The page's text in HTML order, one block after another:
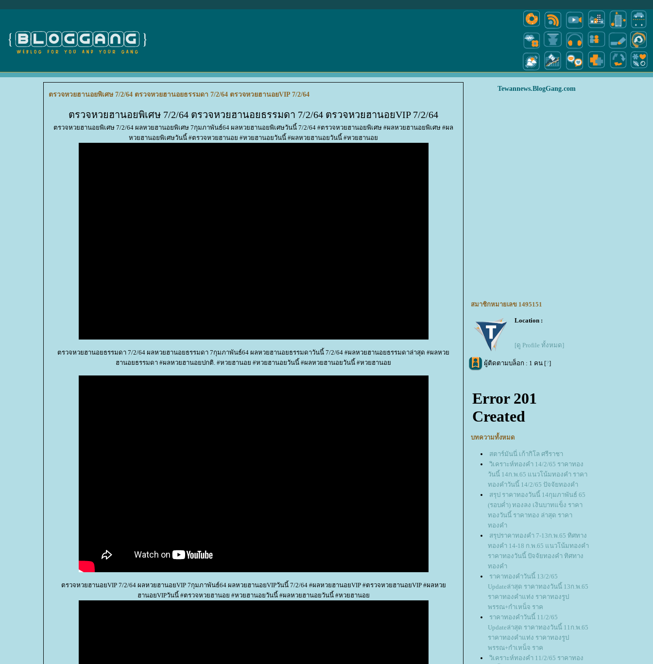
ตรวจหวยฮานอยพิเศษ 7/2/64 ตรวจหวยฮานอยธรรมดา 7/2/64 ตรวจหวยฮานอยVIP 7/2/64
ตรวจหวยฮานอยพิเศษ 7/2/64 ตรวจหวยฮานอยธรรมดา 7/2/64 ตรวจหวยฮานอยVIP 7/2/64
ตรวจหวยฮานอยพิเศษ 7/2/64 ผลหวยฮานอยพิเศษ 7กุมภาพันธ์64 ผลหวยฮานอยพิเศษวันนี้ 7/2/64 #ตรวจหวยฮานอยพิเศษ #ผลหวยฮานอยพิเศษ #ผล
หวยฮานอยพิเศษวันนี้ #ตรวจหวยฮานอย #หวยฮานอยวันนี้ #ผลหวยฮานอยวันนี้ #หวยฮานอ
ตรวจหวยฮานอยธรรมดา 7/2/64 ผลหวยฮานอยธรรมดา 7กุมภาพันธ์64 ผลหวยฮานอยธรรมดาวันนี้ 7/2/64 #ผลหวยฮานอยธรรมดาล่าสุด #ผลหว
ฮานอยธรรมดา #ผลหวยฮานอยปกติ. #หวยฮานอย #หวยฮานอยวันนี้ #ผลหวยฮานอยวันนี้ #หวยฮานอ
ตรวจหวยฮานอยVIP 7/2/64 ผลหวยฮานอยVIP 7กุมภาพันธ์64 ผลหวยฮานอยVIPวันนี้ 7/2/64 #ผลหวยฮานอยVIP #ตรวจหวยฮานอยVIP #ผลหว
ฮานอยVIPวันนี้ #ตรวจหวยฮานอย #หวยฮานอยวันนี้ #ผลหวยฮานอยวันนี้ #หวยฮานอ
Tewannews.BlogGang.com
สมาชิกหมายเลข 1495151
Location :
[ดู Profile ทั้งหมด]
ผู้ติดตามบล็อก : 1 คน [?]
บทความทั้งหมด
สตาร์มันนี่ เก้ากิโล ศรีราชา
วิเคราะห์ทองคำ 14/2/65 ราคาทอง
วันนี้ 14ก.พ.65 แนวโน้มทองคำ ราคา
ทองคำวันนี้ 14/2/65 ปัจจัยทองคำ
สรุป ราคาทองวันนี้ 14กุมภาพันธ์ 65
(รอบค่ำ) ทองลง เงินบาทแข็ง ราคา
ทองวันนี้ ราคาทอง ล่าสุด ราคา
ทองคำ
สรุปราคาทองคำ 7-13ก.พ.65 ทิศทาง
ทองคำ 14-18 ก.พ.65 แนวโน้มทองคำ
ราคาทองวันนี้ ปัจจัยทองคำ ทิศทาง
ทองคำ
ราคาทองคำวันนี้ 13/2/65
Updateล่าสุด ราคาทองวันนี้ 13ก.พ.65
ราคาทองคำแท่ง ราคาทองรูป
พรรณ+กำเหน็จ ราค
ราคาทองคำวันนี้ 11/2/65
Updateล่าสุด ราคาทองวันนี้ 11ก.พ.65
ราคาทองคำแท่ง ราคาทองรูป
พรรณ+กำเหน็จ ราค
วิเคราะห์ทองคำ 11/2/65 ราคาทอง